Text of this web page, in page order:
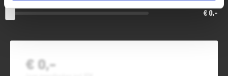
€ 0,-
€ 0,-